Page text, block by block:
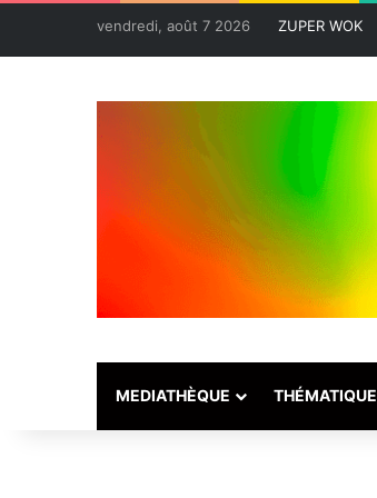
vendredi, août 7 2026 ZUPER WOK
MEDIATHÈQUE